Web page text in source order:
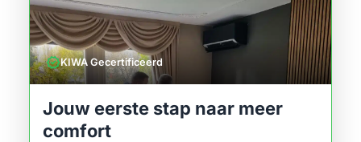
verifiedKIWA Gecertificeerd
Jouw eerste stap naar meer
comfort